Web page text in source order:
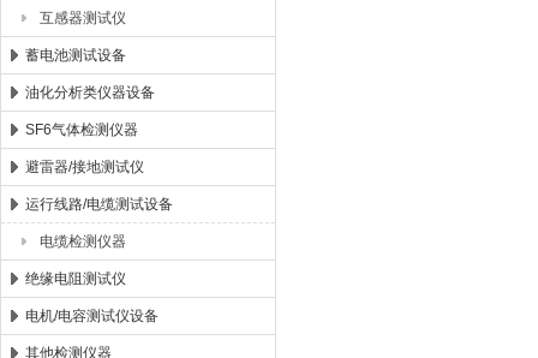
互感器测试仪
蓄电池测试设备
油化分析类仪器设备
SF6气体检测仪器
避雷器/接地测试仪
运行线路/电缆测试设备
电缆检测仪器
绝缘电阻测试仪
电机/电容测试仪设备
其他检测仪器